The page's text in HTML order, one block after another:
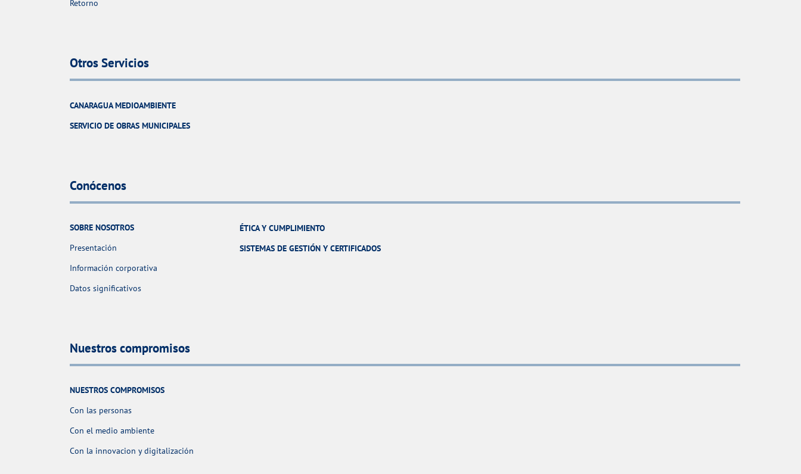
Retorno
Otros Servicios
CANARAGUA MEDIOAMBIENTE
SERVICIO DE OBRAS MUNICIPALES
Conócenos
SOBRE NOSOTROS
Presentación
Información corporativa
Datos significativos
ÉTICA Y CUMPLIMIENTO
SISTEMAS DE GESTIÓN Y CERTIFICADOS
Nuestros compromisos
NUESTROS COMPROMISOS
Con las personas
Con el medio ambiente
Con la innovacion y digitalización